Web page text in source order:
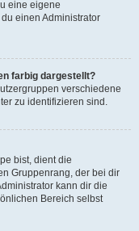
eine eigene
einen Administrator
farbig dargestellt?
verschiedene
zu identifizieren sind.
bist, dient die
Gruppenrang, der bei dir
kann dir die
Bereich selbst